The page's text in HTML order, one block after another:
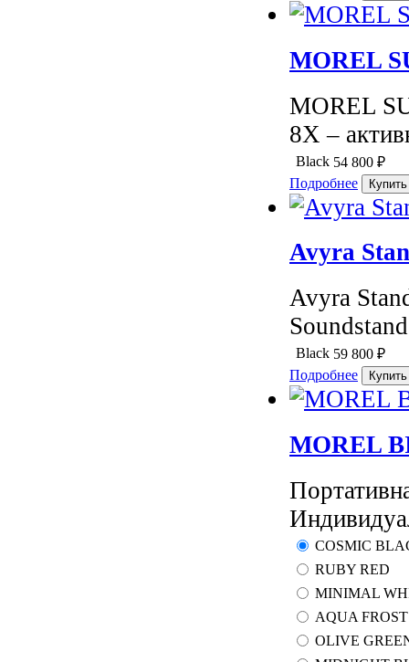
MOREL
MOREL
8X –
Black 54 800 ₽
Подробнее
Avyra
Avyra
Black 59 800 ₽
Подробнее
MOREL
COSMIC
RUBY RED
MINIMAL
AQUA FROST
OLIVE